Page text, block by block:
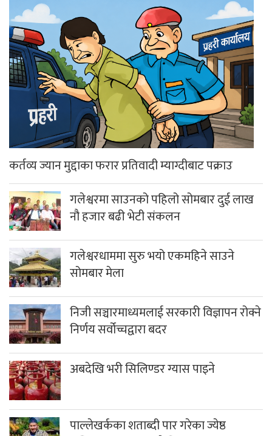
कर्तव्य ज्यान मुद्दाका फरार प्रतिवादी म्याग्दीबाट पक्राउ
गलेश्वरमा साउनको पहिलो सोमबार दुई लाख
नौ हजार बढी भेटी संकलन
गलेश्वरधाममा सुरु भयो एकमहिने साउने
सोमबार मेला
निजी सञ्चारमाध्यमलाई सरकारी विज्ञापन रोक्ने
निर्णय सर्वोच्चद्वारा बदर
अबदेखि भरी सिलिण्डर ग्यास पाइने
पाल्लेखर्कका शताब्दी पार गरेका ज्येष्ठ